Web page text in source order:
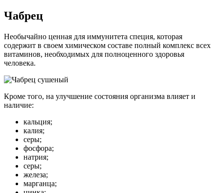
Чабрец
Необычайно ценная для иммунитета специя, которая
содержит в своем химическом составе полный комплекс всех
витаминов, необходимых для полноценного здоровья
человека.
Кроме того, на улучшение состояния организма влияет и
наличие:
кальция;
калия;
серы;
фосфора;
натрия;
серы;
железа;
марганца;